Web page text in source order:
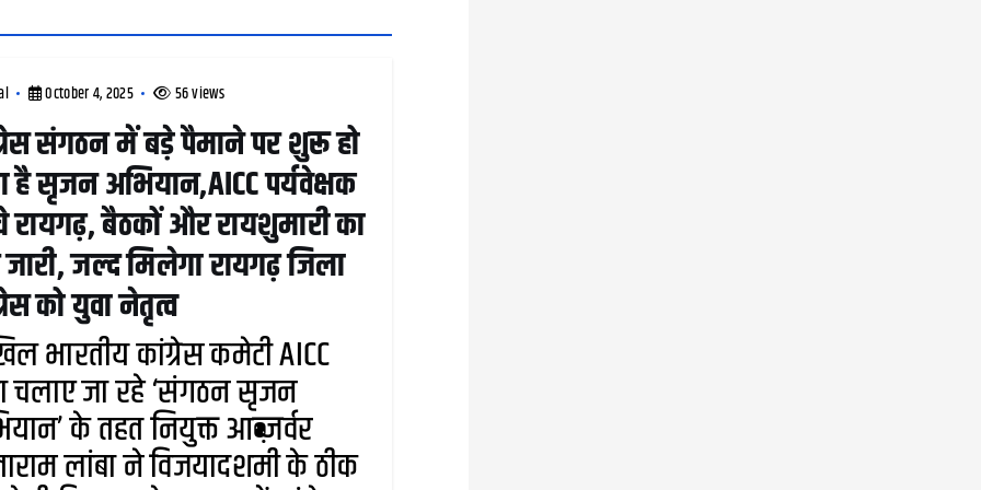
October 4, 2025 56 views
संगठन में बड़े पैमाने पर शुरू हो
है सृजन अभियान,AICC पर्यवेक्षक
रायगढ़, बैठकों और रायशुमारी का
जारी, जल्द मिलेगा रायगढ़ जिला
को युवा नेतृत्व
भारतीय कांग्रेस कमेटी AICC
चलाए जा रहे ‘संगठन सृजन
के तहत नियुक्त आब्ज़र्वर
लांबा ने विजयादशमी के ठीक